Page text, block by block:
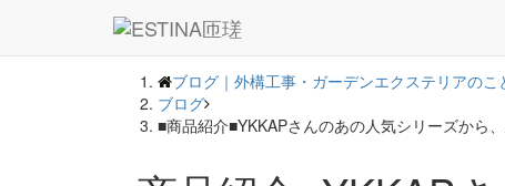
― BLOG ―
ブログ｜外構工事・ガーデンエクステリアの
ブログ
■商品紹介■YKKAPさんのあの人気シリーズから